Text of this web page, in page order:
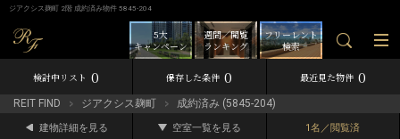
ジアクシス麹町 2階 成約済み物件 5845-204
フリーレント
検索
週間／閲覧
ランキング
5大
キャンペーン
検討中リスト 0 保存した条件 0 最近見た物件 0
REIT FIND ジアクシス麹町 成約済み (5845-204)
建物詳細を見る 空室一覧を見る 1名／閲覧済